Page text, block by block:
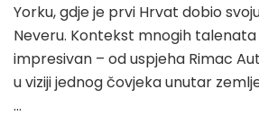
Yorku, gdje je prvi Hrvat dobio
Neveru. Kontekst mnogih
impresivan – od uspjeha Rimac
u viziji jednog čovjeka unutar
…